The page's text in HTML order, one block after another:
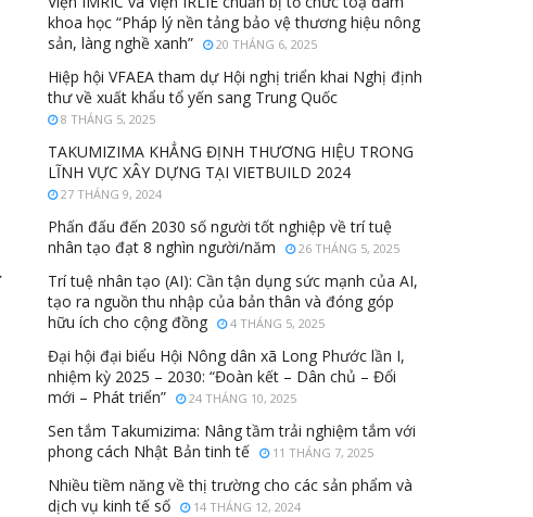
khoa học “Pháp lý nền tảng bảo vệ thương hiệu nông
sản, làng nghề xanh”
20 THÁNG 6, 2025
Hiệp hội VFAEA tham dự Hội nghị triển khai Nghị định
thư về xuất khẩu tổ yến sang Trung Quốc
8 THÁNG 5, 2025
TAKUMIZIMA KHẲNG ĐỊNH THƯƠNG HIỆU TRONG
LĨNH VỰC XÂY DỰNG TẠI VIETBUILD 2024
27 THÁNG 9, 2024
Phấn đấu đến 2030 số người tốt nghiệp về trí tuệ
nhân tạo đạt 8 nghìn người/năm
26 THÁNG 5, 2025
Trí tuệ nhân tạo (AI): Cần tận dụng sức mạnh của AI,
tạo ra nguồn thu nhập của bản thân và đóng góp
hữu ích cho cộng đồng
4 THÁNG 5, 2025
Đại hội đại biểu Hội Nông dân xã Long Phước lần I,
nhiệm kỳ 2025 – 2030: “Đoàn kết – Dân chủ – Đổi
mới – Phát triển”
24 THÁNG 10, 2025
Sen tắm Takumizima: Nâng tầm trải nghiệm tắm với
phong cách Nhật Bản tinh tế
11 THÁNG 7, 2025
Nhiều tiềm năng về thị trường cho các sản phẩm và
dịch vụ kinh tế số
14 THÁNG 12, 2024